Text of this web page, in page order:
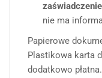
nie ma
Papierowe
Plastikowa karta
dodatkowo płatna.